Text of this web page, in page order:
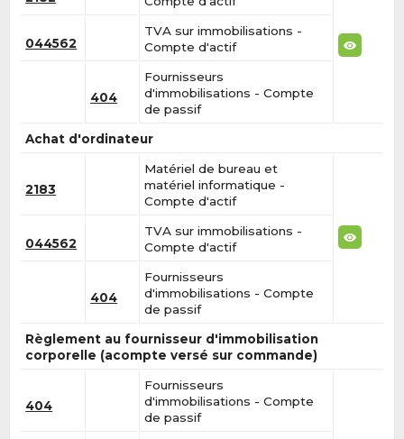
044562
TVA sur immobilisations -
Compte d'actif
404
Fournisseurs
d'immobilisations - Compte
de passif
Achat d'ordinateur
2183
Matériel de bureau et
matériel informatique -
Compte d'actif
044562
TVA sur immobilisations -
Compte d'actif
404
Fournisseurs
d'immobilisations - Compte
de passif
Règlement au fournisseur d'immobilisation
corporelle (acompte versé sur commande)
404
Fournisseurs
d'immobilisations - Compte
de passif